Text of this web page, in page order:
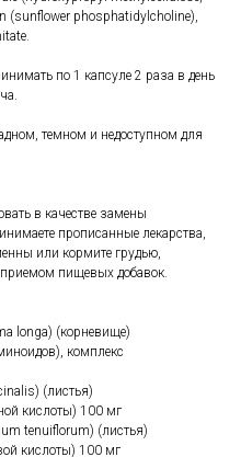
(sunflower phosphatidylcholine),
по 1 капсуле 2 раза в день
темном и недоступном для
в качестве замены
прописанные лекарства,
или кормите грудью,
приемом пищевых добавок.
longa) (корневище)
комплекс
(листья)
кислоты) 100 мг
tenuiflorum) (листья)
кислоты) 100 мг